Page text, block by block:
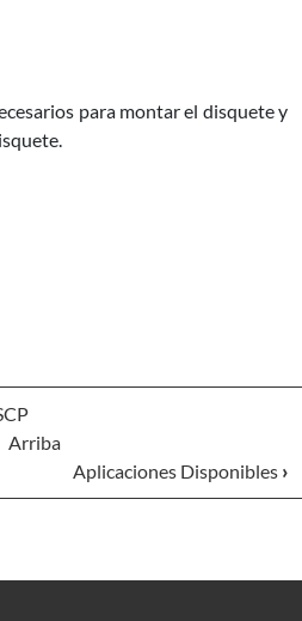
para montar el disquete y
Arriba
Aplicaciones Disponibles ›